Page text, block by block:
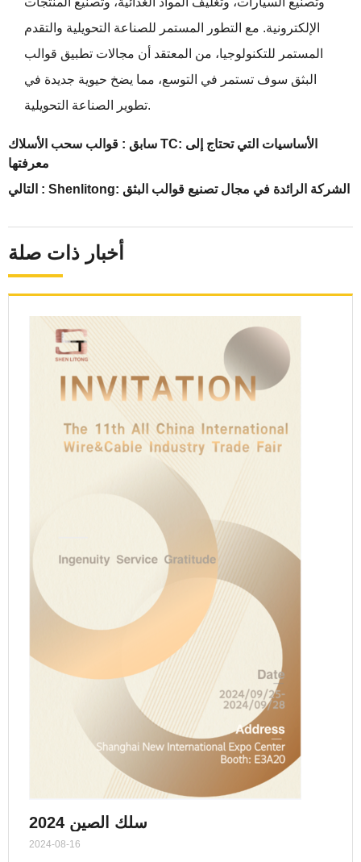
الإلكترونية. مع التطور المستمر للصناعة التحويلية والتقدم
المستمر للتكنولوجيا، من المعتقد أن مجالات تطبيق قوالب
البثق سوف تستمر في التوسع، مما يضخ حيوية جديدة في
تطوير الصناعة التحويلية.
سابق : قوالب سحب الأسلاك TC: الأساسيات التي تحتاج إلى
معرفتها
التالي :
Shenlitong: الشركة الرائدة في مجال تصنيع قوالب البثق
أخبار ذات صلة
سلك الصين 2024
2024-08-16